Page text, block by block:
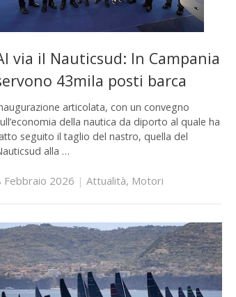
via il Nauticsud: In Campania
43mila posti barca
articolata, con un convegno
della nautica da diporto al quale ha
seguito il taglio del nastro, quella del
alla …
Febbraio 2026 | Attualità, Motori